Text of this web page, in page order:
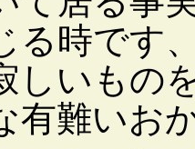
る時です
しいもの
有難いお